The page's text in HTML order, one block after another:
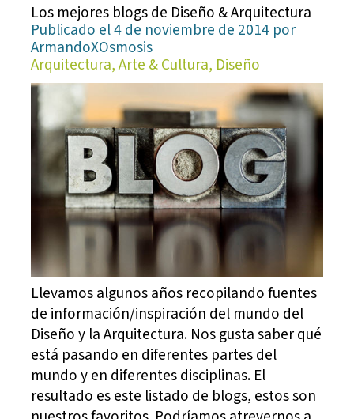
Los mejores blogs de Diseño & Arquitectura
Publicado el 4 de noviembre de 2014 por
ArmandoXOsmosis
Arquitectura, Arte & Cultura, Diseño
Llevamos algunos años recopilando fuentes
de información/inspiración del mundo del
Diseño y la Arquitectura. Nos gusta saber qué
está pasando en diferentes partes del
mundo y en diferentes disciplinas. El
resultado es este listado de blogs, estos son